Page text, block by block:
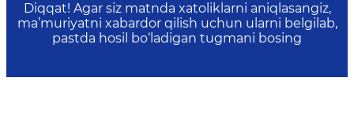
Diqqat! Agar siz matnda xatoliklarni aniqlasangiz,
ma’muriyatni xabardor qilish uchun ularni belgilab,
pastda hosil bo‘ladigan tugmani bosing